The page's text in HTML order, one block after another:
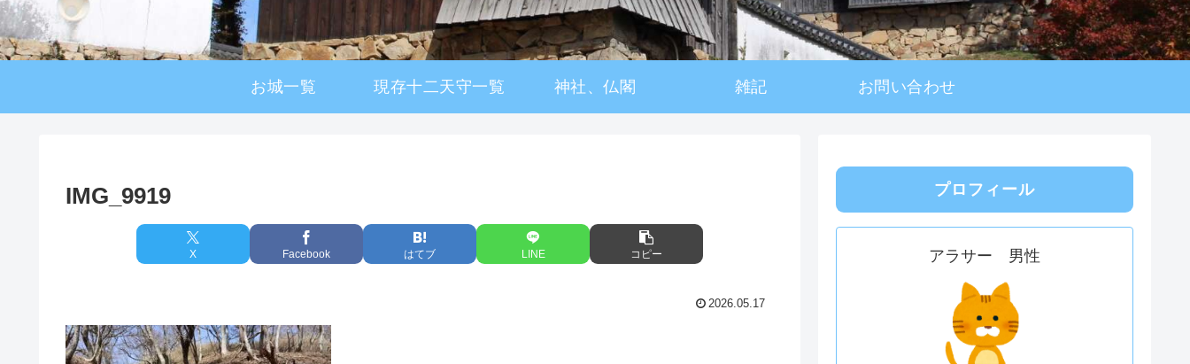
お城一覧 現存十二天守一覧 神社、仏閣 雑記 お問い合わせ
IMG_9919
X Facebook はてブ LINE コピー
2026.05.17
プロフィール
アラサー 男性